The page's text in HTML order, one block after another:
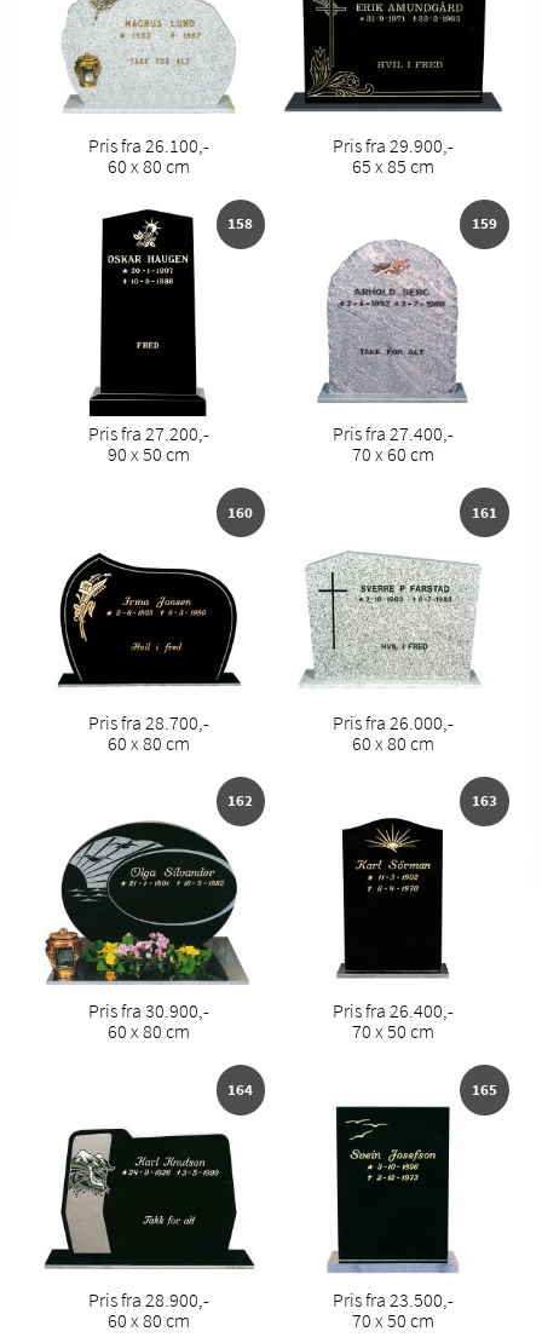
Pris fra 26.100,-
60 x 80 cm
Pris fra 29.900,-
65 x 85 cm
158
Pris fra 27.200,-
90 x 50 cm
159
Pris fra 27.400,-
70 x 60 cm
160
Pris fra 28.700,-
60 x 80 cm
161
Pris fra 26.000,-
60 x 80 cm
162
Pris fra 30.900,-
60 x 80 cm
163
Pris fra 26.400,-
70 x 50 cm
164
Pris fra 28.900,-
60 x 80 cm
165
Pris fra 23.500,-
70 x 50 cm